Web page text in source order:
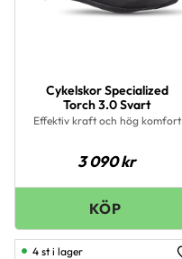
Cykelskor Specialized
Torch 3.0 Svart
Effektiv kraft och hög komfort
3 090kr
4 st i lager